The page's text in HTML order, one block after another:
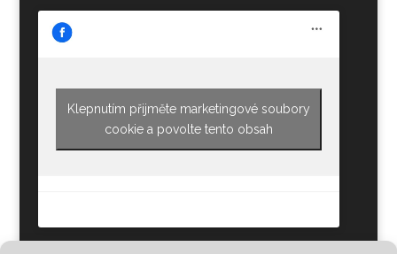
Klepnutím přijměte marketingové soubory
cookie a povolte tento obsah